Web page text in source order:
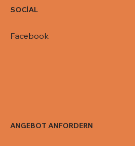
SOCİAL
Facebook
ANGEBOT ANFORDERN